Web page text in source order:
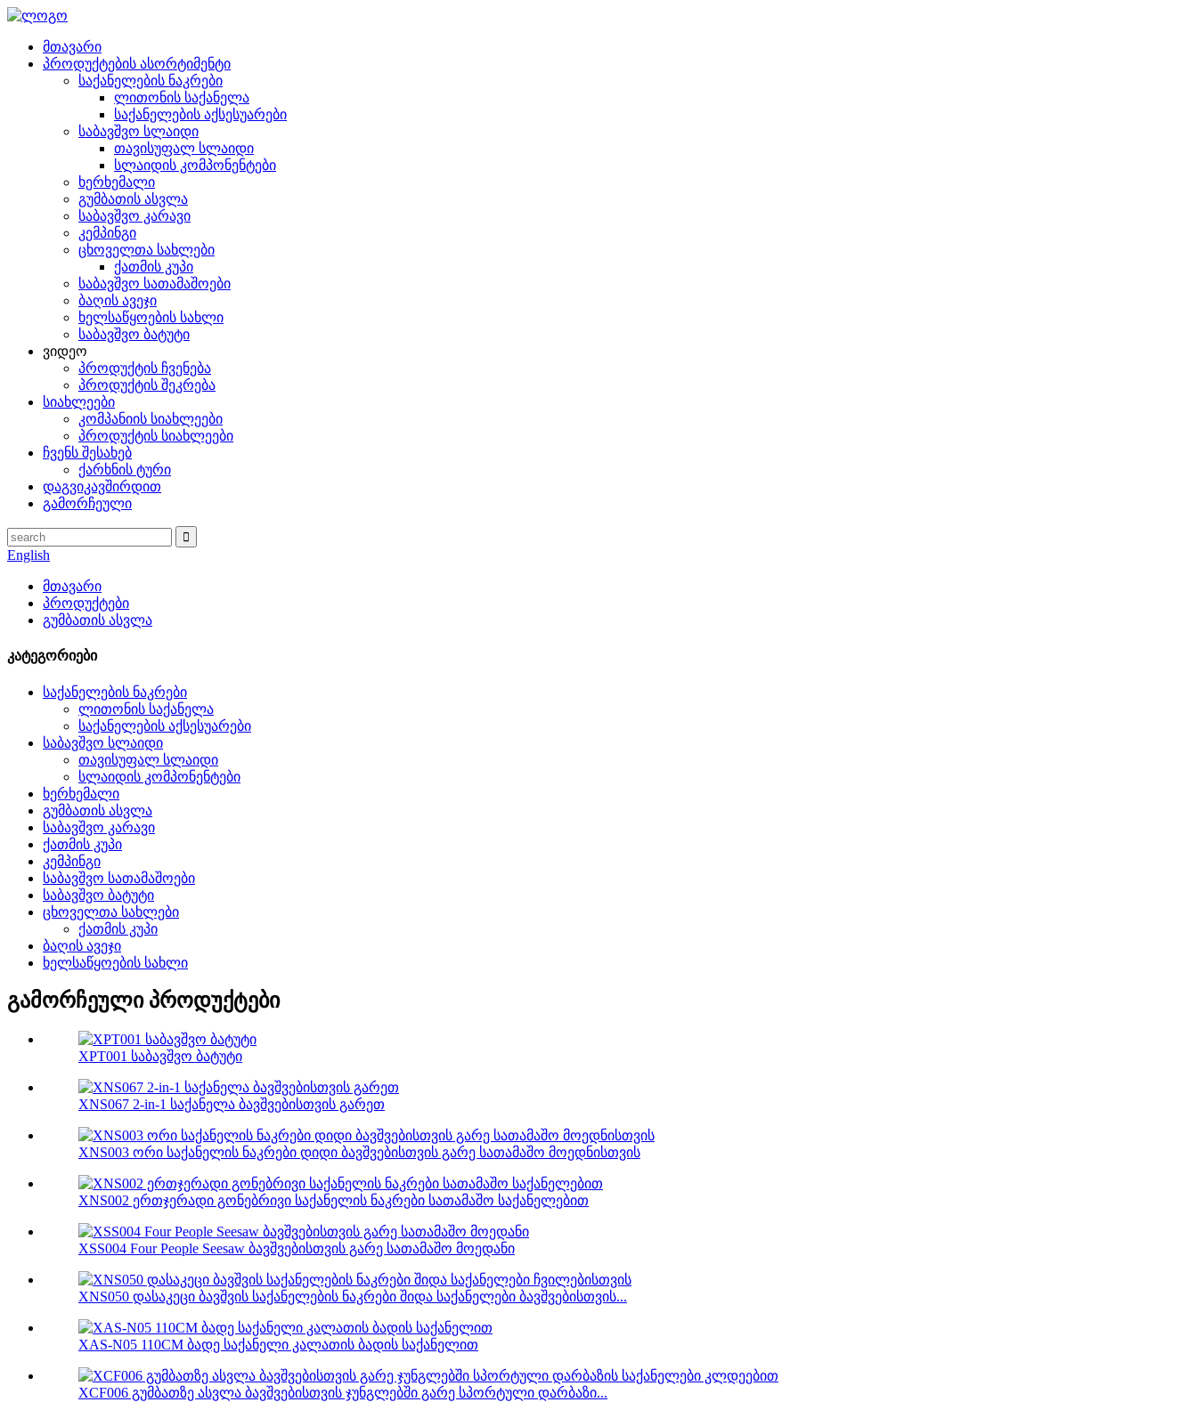
მთავარი
პროდუქტების ასორტიმენტი
საქანელების ნაკრები
ლითონის საქანელა
საქანელების აქსესუარები
საბავშვო სლაიდი
თავისუფალ სლაიდი
სლაიდის კომპონენტები
ხერხემალი
გუმბათის ასვლა
საბავშვო კარავი
კემპინგი
ცხოველთა სახლები
ქათმის კუპი
საბავშვო სათამაშოები
ბაღის ავეჯი
ხელსაწყოების სახლი
საბავშვო ბატუტი
ვიდეო
პროდუქტის ჩვენება
პროდუქტის შეკრება
სიახლეები
კომპანიის სიახლეები
პროდუქტის სიახლეები
ჩვენს შესახებ
ქარხნის ტური
დაგვიკავშირდით
გამორჩეული
English
მთავარი
პროდუქტები
გუმბათის ასვლა
კატეგორიები
საქანელების ნაკრები
ლითონის საქანელა
საქანელების აქსესუარები
საბავშვო სლაიდი
თავისუფალ სლაიდი
სლაიდის კომპონენტები
ხერხემალი
გუმბათის ასვლა
საბავშვო კარავი
ქათმის კუპი
კემპინგი
საბავშვო სათამაშოები
საბავშვო ბატუტი
ცხოველთა სახლები
ქათმის კუპი
ბაღის ავეჯი
ხელსაწყოების სახლი
გამორჩეული პროდუქტები
XPT001 საბავშვო ბატუტი
XNS067 2-in-1 საქანელა ბავშვებისთვის გარეთ
XNS003 ორი საქანელის ნაკრები დიდი ბავშვებისთვის გარე სათამაშო მოედნისთვის
XNS002 ერთჯერადი გონებრივი საქანელის ნაკრები სათამაშო საქანელებით
XSS004 Four People Seesaw ბავშვებისთვის გარე სათამაშო მოედანი
XNS050 დასაკეცი ბავშვის საქანელების ნაკრები შიდა საქანელები ბავშვებისთვის...
XAS-N05 110CM ბადე საქანელი კალათის ბადის საქანელით
XCF006 გუმბათზე ასვლა ბავშვებისთვის ჯუნგლებში გარე სპორტული დარბაზი...